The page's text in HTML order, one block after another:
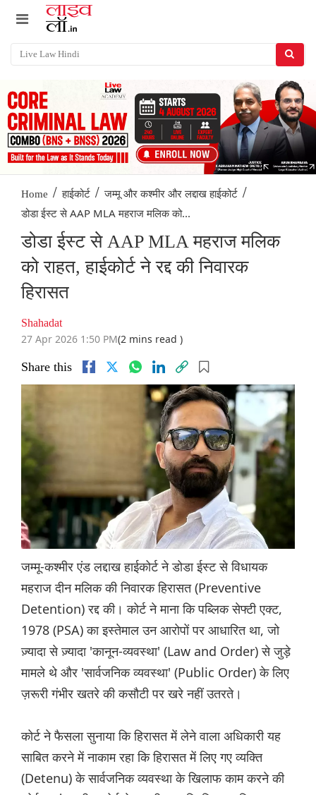
Home / हाईकोर्ट / जम्मू और कश्मीर और लद्दाख हाईकोर्ट /
डोडा ईस्ट से AAP MLA महराज मलिक को...
डोडा ईस्ट से AAP MLA महराज मलिक
को राहत, हाईकोर्ट ने रद्द की निवारक
हिरासत
Shahadat
27 Apr 2026 1:50 PM(2 mins read )
Share this
जम्मू-कश्मीर एंड लद्दाख हाईकोर्ट ने डोडा ईस्ट से विधायक
महराज दीन मलिक की निवारक हिरासत (Preventive
Detention) रद्द की। कोर्ट ने माना कि पब्लिक सेफ्टी एक्ट,
1978 (PSA) का इस्तेमाल उन आरोपों पर आधारित था, जो
ज़्यादा से ज़्यादा 'कानून-व्यवस्था' (Law and Order) से जुड़े
मामले थे और 'सार्वजनिक व्यवस्था' (Public Order) के लिए
ज़रूरी गंभीर खतरे की कसौटी पर खरे नहीं उतरते।
कोर्ट ने फैसला सुनाया कि हिरासत में लेने वाला अधिकारी यह
साबित करने में नाकाम रहा कि हिरासत में लिए गए व्यक्ति
(Detenu) के सार्वजनिक व्यवस्था के खिलाफ काम करने की